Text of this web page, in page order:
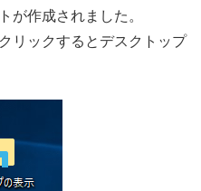
が作成されました。
リックするとデスクトップ